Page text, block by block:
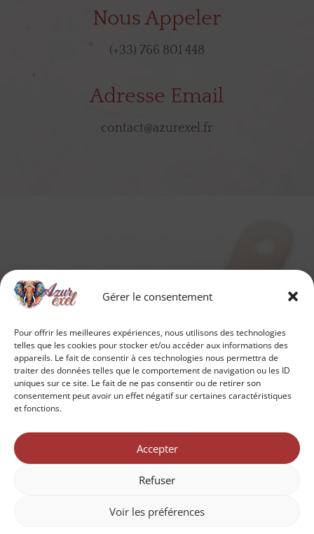
Gérer le consentement
Pour offrir les meilleures expériences, nous utilisons des technologies
telles que les cookies pour stocker et/ou accéder aux informations des
appareils. Le fait de consentir à ces technologies nous permettra de
traiter des données telles que le comportement de navigation ou les ID
uniques sur ce site. Le fait de ne pas consentir ou de retirer son
consentement peut avoir un effet négatif sur certaines caractéristiques
et fonctions.
Accepter
Refuser
Voir les préférences
Nous Appeler
(+33) 766 801 448
Adresse Email
contact@azurexel.fr